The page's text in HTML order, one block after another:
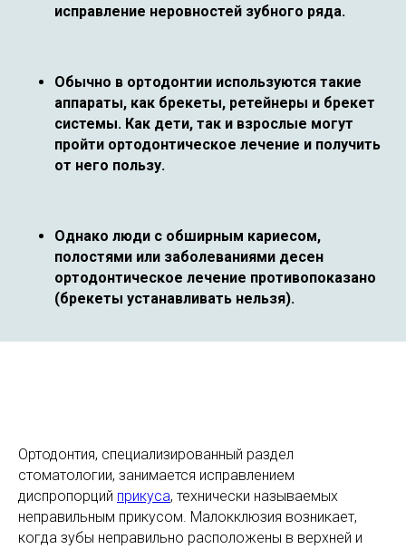
исправление неровностей зубного ряда.
Обычно в ортодонтии используются такие
аппараты, как брекеты, ретейнеры и брекет
системы. Как дети, так и взрослые могут
пройти ортодонтическое лечение и получить
от него пользу.
Однако люди с обширным кариесом,
полостями или заболеваниями десен
ортодонтическое лечение противопоказано
(брекеты устанавливать нельзя).
Ортодонтия, специализированный раздел
стоматологии, занимается исправлением
диспропорций прикуса, технически называемых
неправильным прикусом. Малокклюзия возникает,
когда зубы неправильно расположены в верхней и